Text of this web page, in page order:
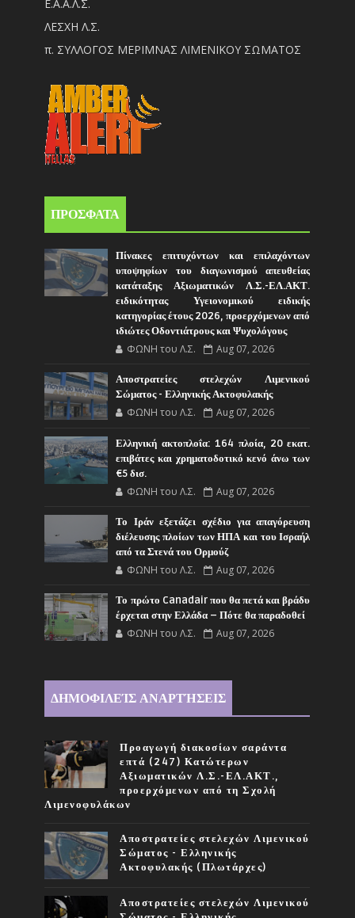
Ε.Α.Α.Λ.Σ.
ΛΕΣΧΗ Λ.Σ.
π. ΣΥΛΛΟΓΟΣ ΜΕΡΙΜΝΑΣ ΛΙΜΕΝΙΚΟΥ ΣΩΜΑΤΟΣ
ΠΡΟΣΦΑΤΑ
Πίνακες επιτυχόντων και επιλαχόντων
υποψηφίων του διαγωνισμού απευθείας
κατάταξης Αξιωματικών Λ.Σ.-ΕΛ.ΑΚΤ.
ειδικότητας Υγειονομικού ειδικής
κατηγορίας έτους 2026, προερχόμενων από
ιδιώτες Οδοντιάτρους και Ψυχολόγους
ΦΩΝΗ του Λ.Σ. Aug 07, 2026
Αποστρατείες στελεχών Λιμενικού
Σώματος - Ελληνικής Ακτοφυλακής
ΦΩΝΗ του Λ.Σ. Aug 07, 2026
Ελληνική ακτοπλοΐα: 164 πλοία, 20 εκατ.
επιβάτες και χρηματοδοτικό κενό άνω των
€5 δισ.
ΦΩΝΗ του Λ.Σ. Aug 07, 2026
Το Ιράν εξετάζει σχέδιο για απαγόρευση
διέλευσης πλοίων των ΗΠΑ και του Ισραήλ
από τα Στενά του Ορμούζ
ΦΩΝΗ του Λ.Σ. Aug 07, 2026
Το πρώτο Canadair που θα πετά και βράδυ
έρχεται στην Ελλάδα – Πότε θα παραδοθεί
ΦΩΝΗ του Λ.Σ. Aug 07, 2026
ΔΗΜΟΦΙΛΕΊΣ ΑΝΑΡΤΉΣΕΙΣ
Προαγωγή διακοσίων σαράντα
επτά (247) Κατώτερων
Αξιωματικών Λ.Σ.-ΕΛ.ΑΚΤ.,
προερχόμενων από τη Σχολή
Λιμενοφυλάκων
Αποστρατείες στελεχών Λιμενικού
Σώματος - Ελληνικής
Ακτοφυλακής (Πλωτάρχες)
Αποστρατείες στελεχών Λιμενικού